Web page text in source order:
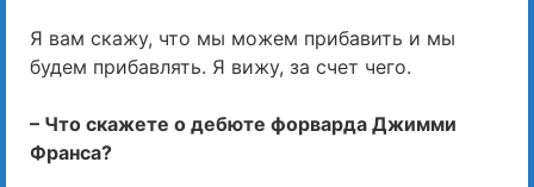
Я вам скажу, что мы можем прибавить и мы
будем прибавлять. Я вижу, за счет чего.
– Что скажете о дебюте форварда Джимми
Франса?